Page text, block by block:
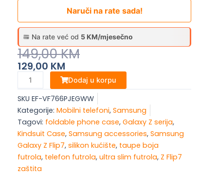
Na rate već od 5 KM/mjesečno
Naruči na rate sada!
149,00KM
Original
Price
Was:
149,00 KM.
129,00 KM
Current
Price
Is:
129,00 KM.
Samsung
Galaxy
Z
Flip7
Kindsuit
Case
Taupe
količina
Dodaj u korpu
SKU EF-VF766PJEGWW
Kategorije: Mobilni telefoni, Samsung
Tagovi: foldable phone case, Galaxy Z serija,
Kindsuit Case, Samsung accessories, Samsung
Galaxy Z Flip7, silikon kućište, taupe boja
futrola, telefon futrola, ultra slim futrola, Z Flip7
zaštita